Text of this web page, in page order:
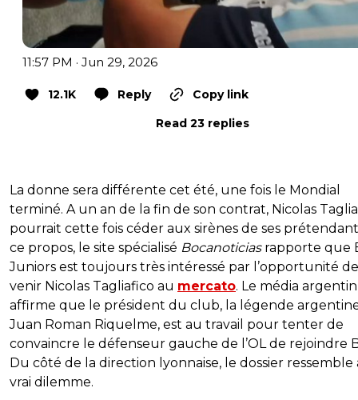
11:57 PM · Jun 29, 2026
12.1K Reply
Copy link
Read 23 replies
La donne sera différente cet été, une fois le Mondial
terminé. A un an de la fin de son contrat, Nicolas
pourrait cette fois céder aux sirènes de ses
ce propos, le site spécialisé Bocanoticiasrapporte que
Juniors est toujours très intéressé par l’opportunité
venir Nicolas Tagliafico au mercato. Le média argentin
affirme que le président du club, la légende
Juan Roman Riquelme, est au travail pour tenter de
convaincre le défenseur gauche de l’OL de rejoindre
Du côté de la direction lyonnaise, le dossier ressemble
vrai dilemme.